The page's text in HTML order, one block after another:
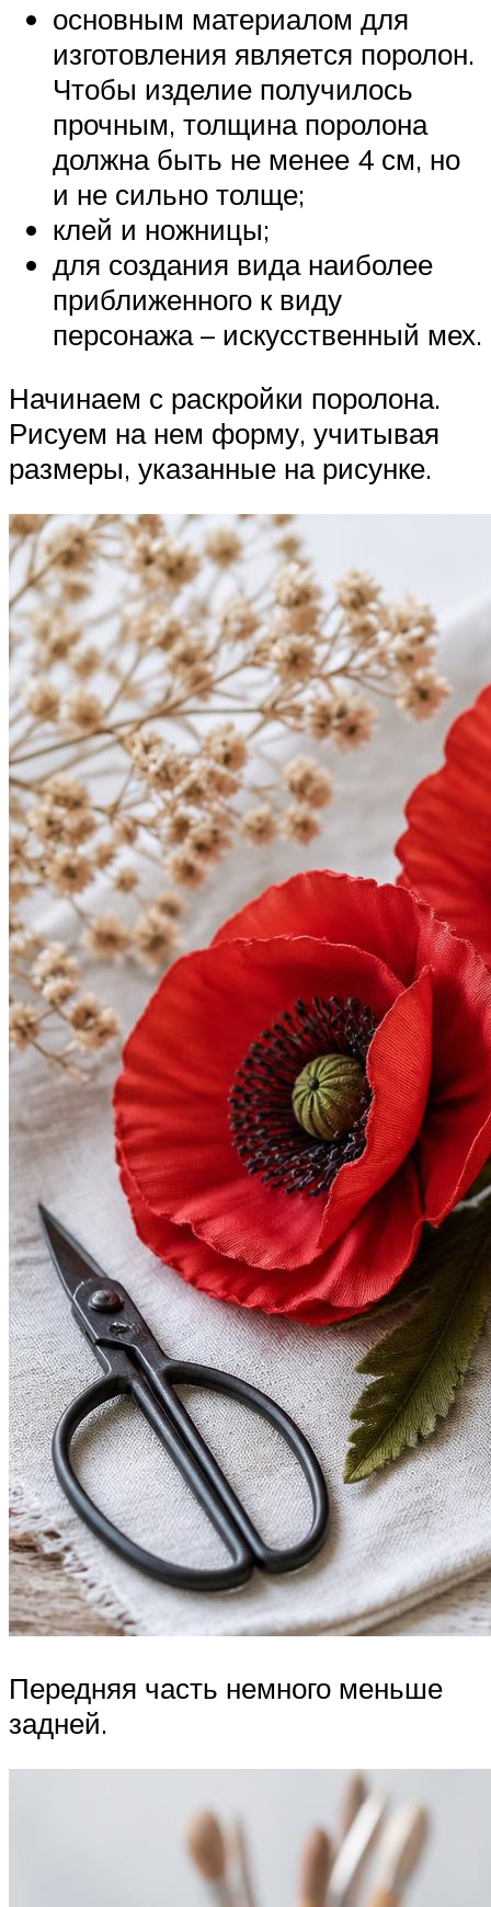
основным материалом для
изготовления является поролон.
Чтобы изделие получилось
прочным, толщина поролона
должна быть не менее 4 см, но
и не сильно толще;
клей и ножницы;
для создания вида наиболее
приближенного к виду
персонажа – искусственный мех.
Начинаем с раскройки поролона.
Рисуем на нем форму, учитывая
размеры, указанные на рисунке.
Передняя часть немного меньше
задней.